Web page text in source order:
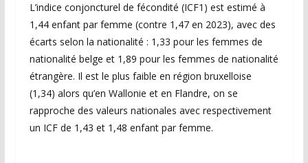
L’indice conjoncturel de fécondité (ICF1) est estimé à
1,44 enfant par femme (contre 1,47 en 2023), avec des
écarts selon la nationalité : 1,33 pour les femmes de
nationalité belge et 1,89 pour les femmes de nationalité
étrangère. Il est le plus faible en région bruxelloise
(1,34) alors qu’en Wallonie et en Flandre, on se
rapproche des valeurs nationales avec respectivement
un ICF de 1,43 et 1,48 enfant par femme.